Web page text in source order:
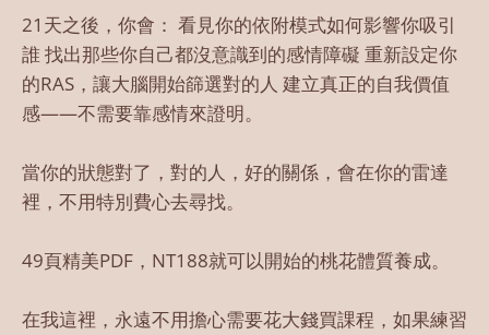
21天之後，你會： 看見你的依附模式如何影響你吸引
誰 找出那些你自己都沒意識到的感情障礙 重新設定你
的RAS，讓大腦開始篩選對的人 建立真正的自我價值
感——不需要靠感情來證明。
當你的狀態對了，對的人，好的關係，會在你的雷達
裡，不用特別費心去尋找。
49頁精美PDF，NT188就可以開始的桃花體質養成。
在我這裡，永遠不用擔心需要花大錢買課程，如果練習